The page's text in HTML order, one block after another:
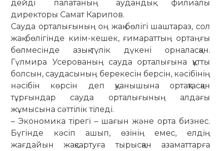
дейді палатаның аудандық филиалы
директоры Самат Карипов.
Сауда орталығының оң жақ бө­лігі шаштараз, сол
жақ бөлігінде киім-кешек, ғимараттың ортаңғы
бөл­месінде азық-түлік дүкені орна­ласқан.
Гүлмира Усерованың сауда орталығына құтты
болсын, сау­дасының берекесін берсін, кәсібінің
нәсібін көрсін деп қуанышына ор­тақтасқан
тұрғындар сауда орта­лығының алдағы
жұмысына сәттілік тіледі.
– Экономика тірегі – шағын және орта бизнес.
Бүгінде кәсіп ашып, өзінің емес, елдің
жағдайын жақ­сартуға тырысқан азаматтарға